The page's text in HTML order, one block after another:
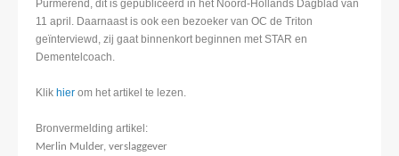
Purmerend, dit is gepubliceerd in het Noord-Hollands Dagblad van
11 april. Daarnaast is ook een bezoeker van OC de Triton
geïnterviewd, zij gaat binnenkort beginnen met STAR en
Dementelcoach.
Klik hier om het artikel te lezen.
Bronvermelding artikel:
Merlin Mulder, verslaggever